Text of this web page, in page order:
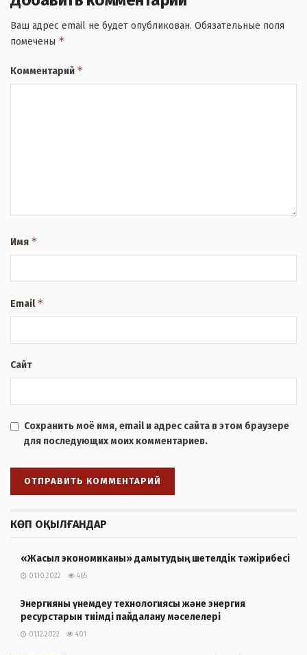
Ваш адрес email не будет опубликован. Обязательные поля
помечены *
Комментарий *
Имя *
Email*
Сайт
Сохранить моё имя, email и адрес сайта в этом браузере
для последующих моих комментариев.
КӨП ОҚЫЛҒАНДАР
«Жасыл экономиканы» дамытудың шетелдік тәжірибесі
01.10.2022 465
Энергияны үнемдеу технологиясы және энергия
ресурстарын тиімді пайдалану мәселелері
01.12.2022 401